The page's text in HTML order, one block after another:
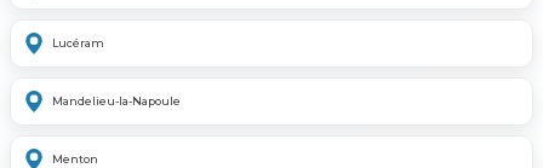
Lucéram
Mandelieu-la-Napoule
Menton